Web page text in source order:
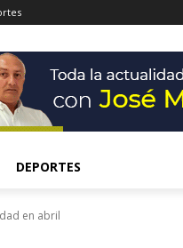
DEPORTES
en abril